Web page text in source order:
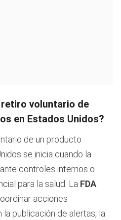
retiro voluntario de
en Estados Unidos?
de un producto
se inicia cuando la
controles internos o
para la salud. La FDA
acciones
publicación de alertas, la